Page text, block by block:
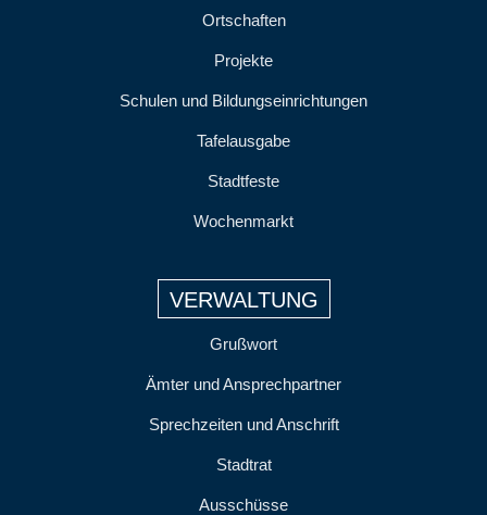
Ortschaften
Projekte
Schulen und Bildungseinrichtungen
Tafelausgabe
Stadtfeste
Wochenmarkt
VERWALTUNG
Grußwort
Ämter und Ansprechpartner
Sprechzeiten und Anschrift
Stadtrat
Ausschüsse